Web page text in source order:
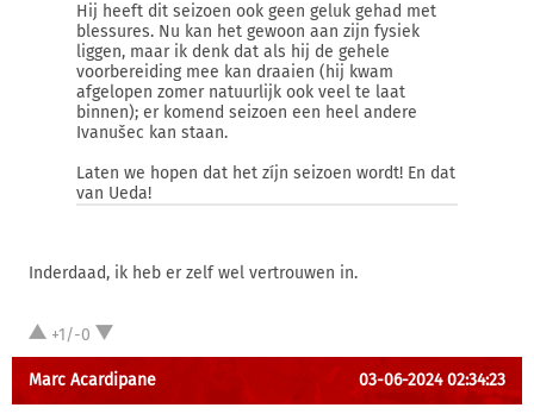
Hij heeft dit seizoen ook geen geluk gehad met
blessures. Nu kan het gewoon aan zijn fysiek
liggen, maar ik denk dat als hij de gehele
voorbereiding mee kan draaien (hij kwam
afgelopen zomer natuurlijk ook veel te laat
binnen); er komend seizoen een heel andere
Ivanušec kan staan.
Laten we hopen dat het zíjn seizoen wordt! En dat
van Ueda!
Inderdaad, ik heb er zelf wel vertrouwen in.
+1/-0
Marc Acardipane 03-06-2024 02:34:23